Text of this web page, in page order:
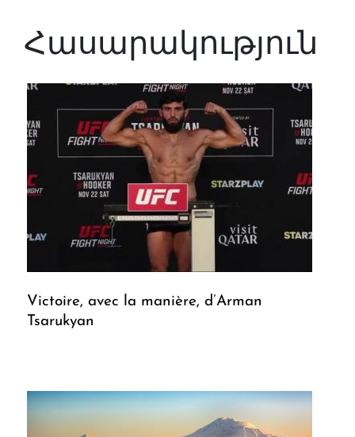
Հասարակություն
Victoire, avec la manière, d’Arman
Tsarukyan